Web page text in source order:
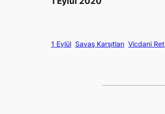
1 Eylül Savaş Karşıtları Vicdani Ret